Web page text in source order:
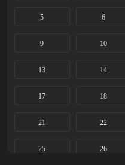
5 6
9 10
13 14
17 18
21 22
25 26